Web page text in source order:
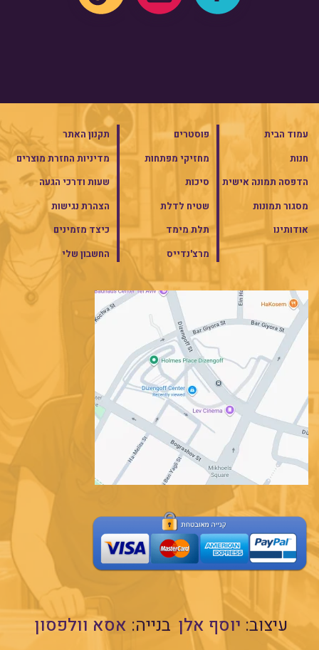
עמוד הבית
חנות
הדפסה תמונה אישית
מסגור תמונות
אודותינו
פוסטרים
מחזיקי מפתחות
סיכות
שטיח לדלת
תלת מימד
מרצ'נדייס
תקנון האתר
מדיניות החזרת מוצרים
שעות ודרכי הגעה
הצהרת נגישות
כיצד מזמינים
החשבון שלי
עיצוב:יוסף אלן בנייה: אסא וולפסון